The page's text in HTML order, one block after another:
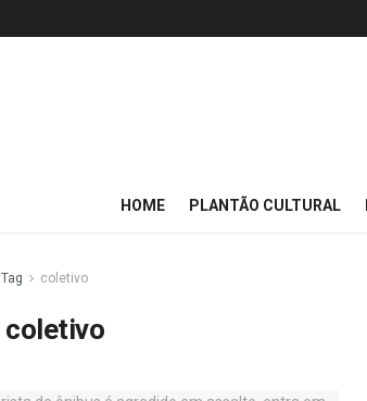
HOME PLANTÃO CULTURAL
Tag coletivo
coletivo